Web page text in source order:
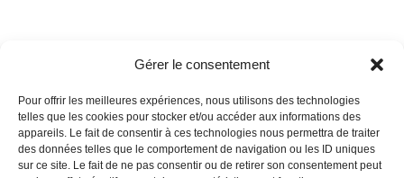
Gérer le consentement
Pour offrir les meilleures expériences, nous utilisons des technologies
telles que les cookies pour stocker et/ou accéder aux informations des
appareils. Le fait de consentir à ces technologies nous permettra de traiter
des données telles que le comportement de navigation ou les ID uniques
sur ce site. Le fait de ne pas consentir ou de retirer son consentement peut